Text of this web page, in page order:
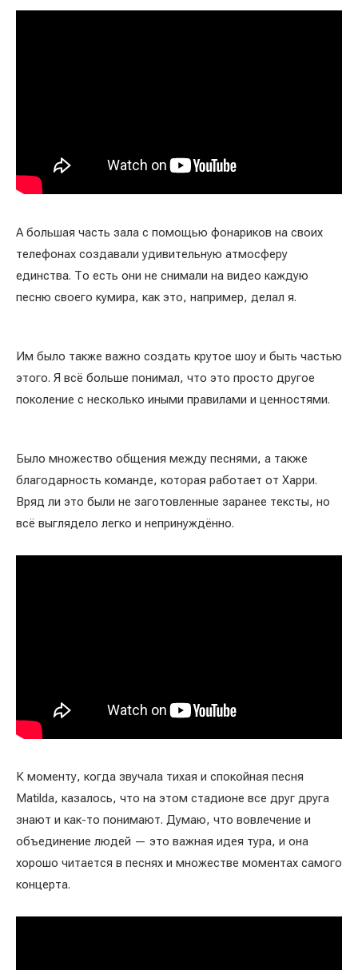
А большая часть зала с помощью фонариков на своих
телефонах создавали удивительную атмосферу
единства. То есть они не снимали на видео каждую
песню своего кумира, как это, например, делал я.
Им было также важно создать крутое шоу и быть частью
этого. Я всё больше понимал, что это просто другое
поколение с несколько иными правилами и ценностями.
Было множество общения между песнями, а также
благодарность команде, которая работает от Харри.
Вряд ли это были не заготовленные заранее тексты, но
всё выглядело легко и непринуждённо.
К моменту, когда звучала тихая и спокойная песня
Matilda, казалось, что на этом стадионе все друг друга
знают и как-то понимают. Думаю, что вовлечение и
объединение людей — это важная идея тура, и она
хорошо читается в песнях и множестве моментах самого
концерта.